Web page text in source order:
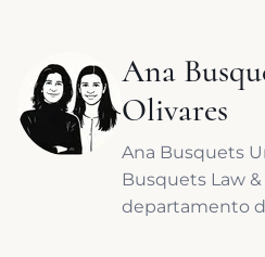
Ana
Olivares
Ana Busquets
Busquets Law
departamento